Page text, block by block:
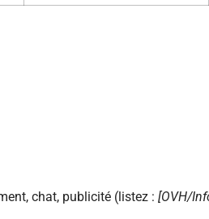
chat, publicité (listez : [OVH/